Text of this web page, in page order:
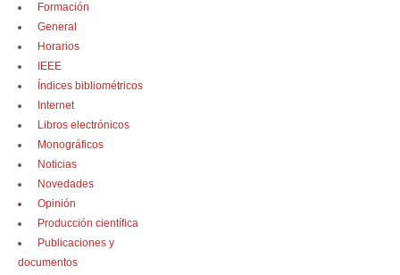
Formación
General
Horarios
IEEE
Índices bibliométricos
Internet
Libros electrónicos
Monográficos
Noticias
Novedades
Opinión
Producción científica
Publicaciones y
documentos